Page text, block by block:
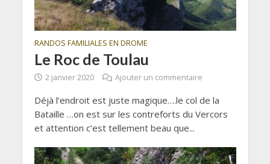
RANDOS FAMILIALES EN DROME
Le Roc de Toulau
2 janvier 2020 Ajouter un commentaire
Déjà l’endroit est juste magique….le col de la
Bataille …on est sur les contreforts du Vercors
et attention c’est tellement beau que...